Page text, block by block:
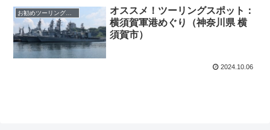
お勧めツーリングスポット
オススメ！ツーリングスポット：
横須賀軍港めぐり（神奈川県 横
須賀市）
2024.10.06